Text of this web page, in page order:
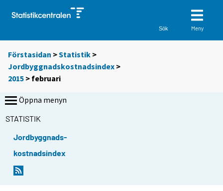
Sök Meny
Förstasidan >Statistik >
Jordbyggnadskostnadsindex >
2015 > februari
Öppna menyn
STATISTIK
Jordbyggnads-
kostnadsindex